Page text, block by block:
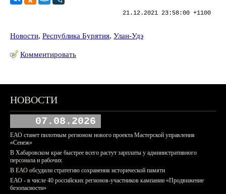
21.12.2021 23:58:00 +1100
Новости, Республика Бурятия, Улан-Удэ
Комментировать
НОВОСТИ
07.08.2026
ЕАО станет пилотным регионом нового проекта Мастерской управления
«Сенеж»
В Хабаровском крае быстрее всего растут зарплаты у административного
персонала и рабочих
В ЕАО обсудили стратегию сохранения исторической памяти
ЕАО - в числе 40 российских регионов-участников кампании «Продвижение
безопасности»